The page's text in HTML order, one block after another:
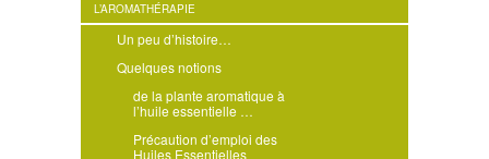
L’AROMATHÉRAPIE
Un peu d’histoire…
Quelques notions
de la plante aromatique à
l’huile essentielle …
Précaution d’emploi des
Huiles Essentielles